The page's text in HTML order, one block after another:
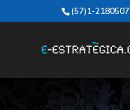
(57)1-2180507